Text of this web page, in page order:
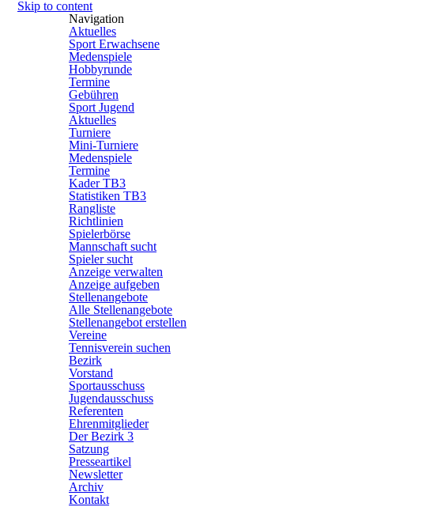
Skip to content
Navigation
Aktuelles
Sport Erwachsene
Medenspiele
Hobbyrunde
Termine
Gebühren
Sport Jugend
Aktuelles
Turniere
Mini-Turniere
Medenspiele
Termine
Kader TB3
Statistiken TB3
Rangliste
Richtlinien
Spielerbörse
Mannschaft sucht
Spieler sucht
Anzeige verwalten
Anzeige aufgeben
Stellenangebote
Alle Stellenangebote
Stellenangebot erstellen
Vereine
Tennisverein suchen
Bezirk
Vorstand
Sportausschuss
Jugendausschuss
Referenten
Ehrenmitglieder
Der Bezirk 3
Satzung
Presseartikel
Newsletter
Archiv
Kontakt